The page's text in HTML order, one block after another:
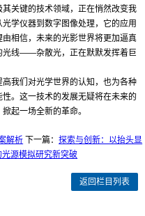
关键的技术领域，正在悄然改变我
学仪器到数字图像处理，它的应用
相信，未来的光影世界将更加逼真
光线——杂散光，正在默默发挥着巨
我们对光学世界的认知，也为各种
。这一技术的发展无疑将在未来的
起一场全新的革命。
解析 下一篇：探索与创新：以抬头显
源模拟研究新突破
返回栏目列表